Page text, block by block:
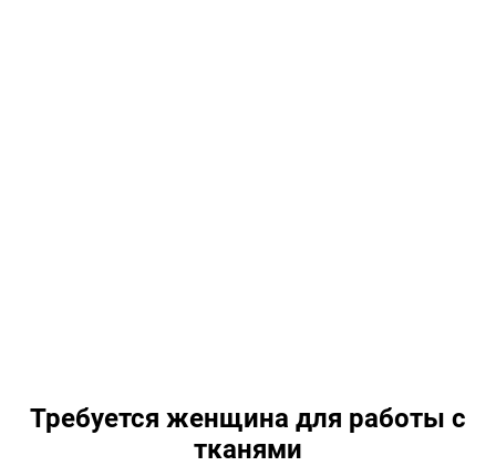
Требуется женщина для работы с
тканями